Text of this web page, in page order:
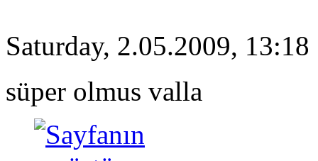
Saturday, 2.05.2009, 13:18
süper olmus valla